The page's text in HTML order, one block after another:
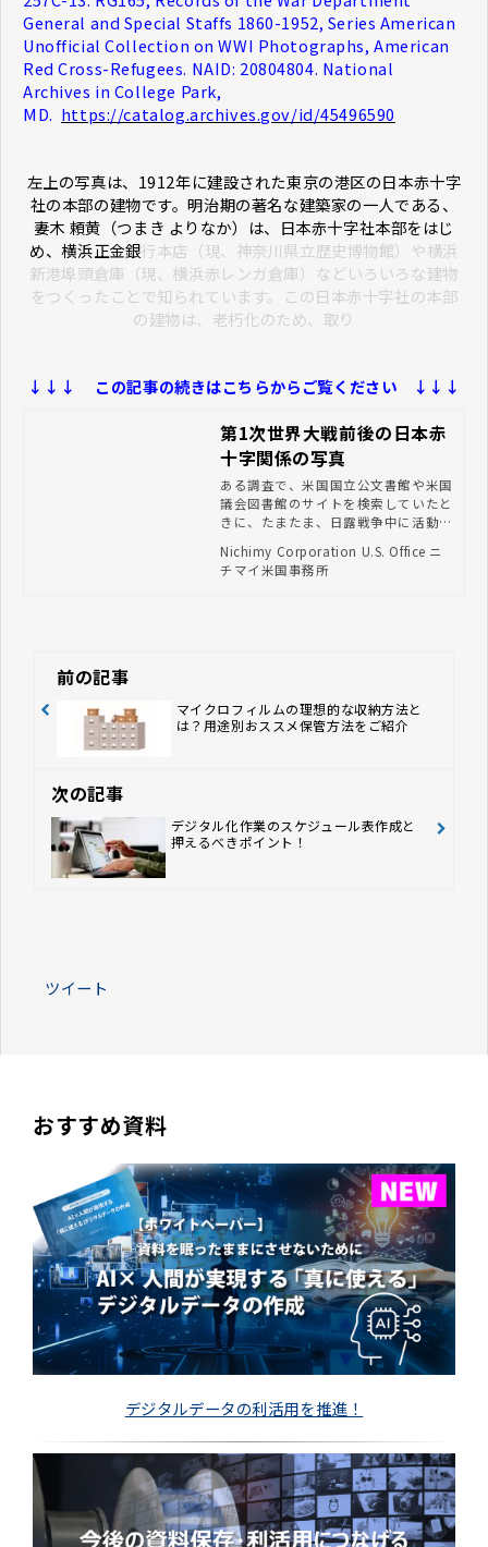
General and Special Staffs 1860-1952, Series American
Unofficial Collection on WWI Photographs, American
Red Cross-Refugees. NAID: 20804804. National
Archives in College Park,
MD. https://catalog.archives.gov/id/45496590
左上の写真は、1912年に建設された東京の港区の日本赤十字
社の本部の建物です。明治期の著名な建築家の一人である、
妻木 頼黄（つまき よりなか）は、日本赤十字社本部をはじ
め、横浜正金銀行本店（現、神奈川県立歴史博物館）や横浜
新港埠頭倉庫（現、横浜赤レンガ倉庫）などいろいろな建物
をつくったことで知られています。この日本赤十字社の本部
の建物は、老朽化のため、取り
↓↓↓ この記事の続きはこちらからご覧ください ↓↓↓
第1次世界大戦前後の日本赤
十字関係の写真
ある調査で、米国国立公文書館や米国
議会図書館のサイトを検索していたと
きに、たまたま、日露戦争中に活動し
つけました。なので、今回は、その写
真とともに主に第1次世界大戦前後の
Nichimy Corporation U.S. Office ニ
チマイ米国事務所
前の記事
マイクロフィルムの理想的な収納方法と
は？用途別おススメ保管方法をご紹介
次の記事
デジタル化作業のスケジュール表作成と
押えるべきポイント！
ツイート
おすすめ資料
デジタルデータの利活用を推進！